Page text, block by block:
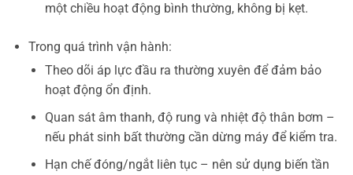
một chiều hoạt động bình thường, không bị kẹt.
Trong quá trình vận hành:
Theo dõi áp lực đầu ra thường xuyên để đảm bảo
hoạt động ổn định.
Quan sát âm thanh, độ rung và nhiệt độ thân bơm –
nếu phát sinh bất thường cần dừng máy để kiểm tra.
Hạn chế đóng/ngắt liên tục – nên sử dụng biến tần